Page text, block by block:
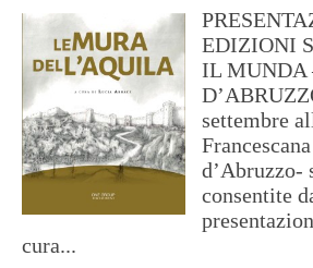
EDIZIONI
IL MUNDA
settembre
d’Abruzzo-
consentite
cura...